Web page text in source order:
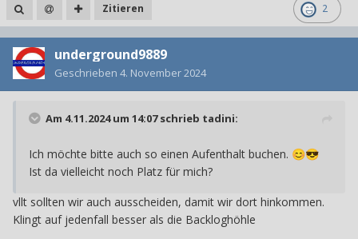
2
Zitieren
underground9889
Geschrieben 4. November 2024
Am 4.11.2024 um 14:07 schrieb tadini:
Ich möchte bitte auch so einen Aufenthalt buchen. 😊😎
Ist da vielleicht noch Platz für mich?
vllt sollten wir auch ausscheiden, damit wir dort hinkommen.
Klingt auf jedenfall besser als die Backloghöhle